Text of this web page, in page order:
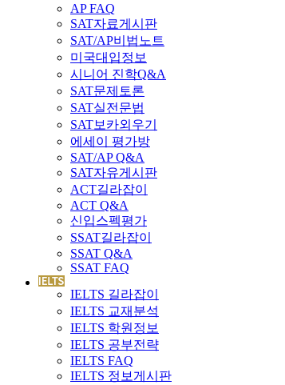
AP FAQ
SAT자료게시판
SAT/AP비법노트
미국대입정보
시니어 진학Q&A
SAT문제토론
SAT실전문법
SAT보카외우기
에세이 평가방
SAT/AP Q&A
SAT자유게시판
ACT길라잡이
ACT Q&A
신입스펙평가
SSAT길라잡이
SSAT Q&A
SSAT FAQ
IELTS 길라잡이
IELTS 교재분석
IELTS 학원정보
IELTS 공부전략
IELTS FAQ
IELTS 정보게시판